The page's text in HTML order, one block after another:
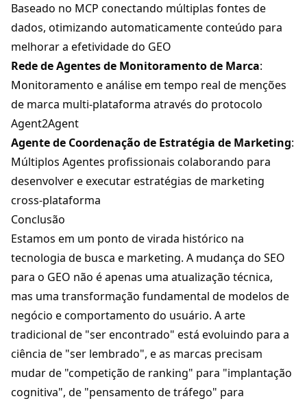
Baseado no MCP conectando múltiplas fontes de
dados, otimizando automaticamente conteúdo para
melhorar a efetividade do GEO
Rede de Agentes de Monitoramento de Marca:
Monitoramento e análise em tempo real de menções
de marca multi-plataforma através do protocolo
Agent2Agent
Agente de Coordenação de Estratégia de Marketing:
Múltiplos Agentes profissionais colaborando para
desenvolver e executar estratégias de marketing
cross-plataforma
Conclusão
Estamos em um ponto de virada histórico na
tecnologia de busca e marketing. A mudança do SEO
para o GEO não é apenas uma atualização técnica,
mas uma transformação fundamental de modelos de
negócio e comportamento do usuário. A arte
tradicional de "ser encontrado" está evoluindo para a
ciência de "ser lembrado", e as marcas precisam
mudar de "competição de ranking" para "implantação
cognitiva", de "pensamento de tráfego" para